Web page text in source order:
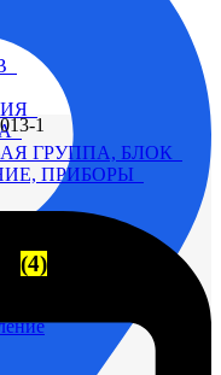
ГРУППА, БЛОК
ПРИБОРЫ
1
(4)